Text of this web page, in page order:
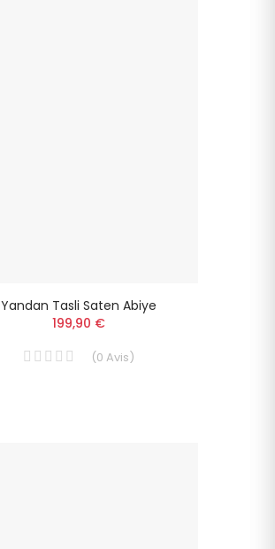
Yandan Tasli Saten Abiye
199,90 €
(0 Avis)